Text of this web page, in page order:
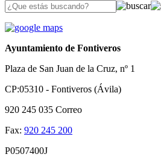
Ayuntamiento de Fontiveros
Plaza de San Juan de la Cruz, nº 1
CP:05310 - Fontiveros (Ávila)
920 245 035 Correo
Fax: 920 245 200
P0507400J